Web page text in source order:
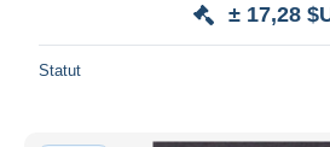
± 17,28
Statut